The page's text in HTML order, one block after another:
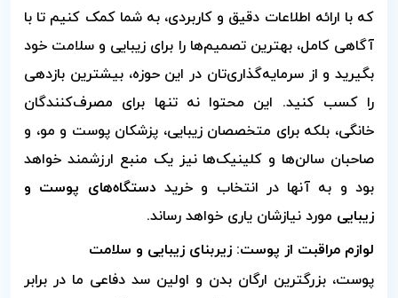
که با ارائه اطلاعات دقیق و کاربردی، به شما کمک کنیم تا با
آگاهی کامل، بهترین تصمیم‌ها را برای زیبایی و سلامت خود
بگیرید و از سرمایه‌گذاری‌تان در این حوزه، بیشترین بازدهی
را کسب کنید. این محتوا نه تنها برای مصرف‌کنندگان
خانگی، بلکه برای متخصصان زیبایی، پزشکان پوست و مو، و
صاحبان سالن‌ها و کلینیک‌ها نیز یک منبع ارزشمند خواهد
بود و به آنها در انتخاب و خرید دستگاه‌های پوست و
زیبایی مورد نیازشان یاری خواهد رساند.
لوازم مراقبت از پوست: زیربنای زیبایی و سلامت
پوست، بزرگترین ارگان بدن و اولین سد دفاعی ما در برابر